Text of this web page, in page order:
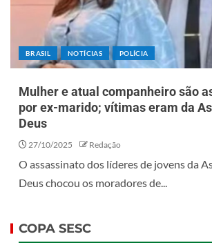
BRASIL NOTÍCIAS POLÍCIA
Mulher e atual companheiro são
por ex-marido; vítimas eram da
Deus
27/10/2025 Redação
O assassinato dos líderes de jovens da
Deus chocou os moradores de...
COPA SESC